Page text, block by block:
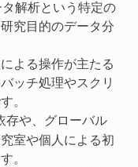
解析という特定の
究目的のデータ分
よる操作が主たる
ッチ処理やスクリ
。
存や、グローバル
室や個人による初
。